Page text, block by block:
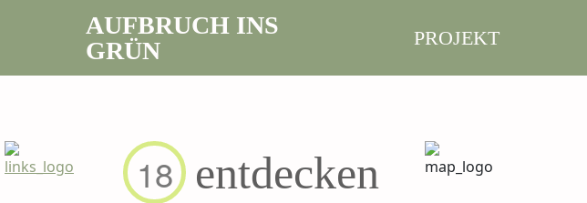
AUFBRUCH INS
GRÜN
PROJEKT
18 entdecken